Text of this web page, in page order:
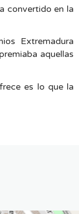
convertido en la
Extremadura
aquellas
es lo que la